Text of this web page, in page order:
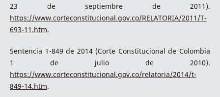
23 de septiembre de 2011).
https://www.corteconstitucional.gov.co/RELATORIA/2011/T-
693-11.htm.
Sentencia T-849 de 2014 (Corte Constitucional de Colombia
1 de julio de 2010).
https://www.corteconstitucional.gov.co/relatoria/2014/t-
849-14.htm.